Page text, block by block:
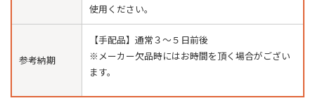
使用ください。
参考納期
【手配品】通常３〜５日前後
※メーカー欠品時にはお時間を頂く場合がござい
ます。